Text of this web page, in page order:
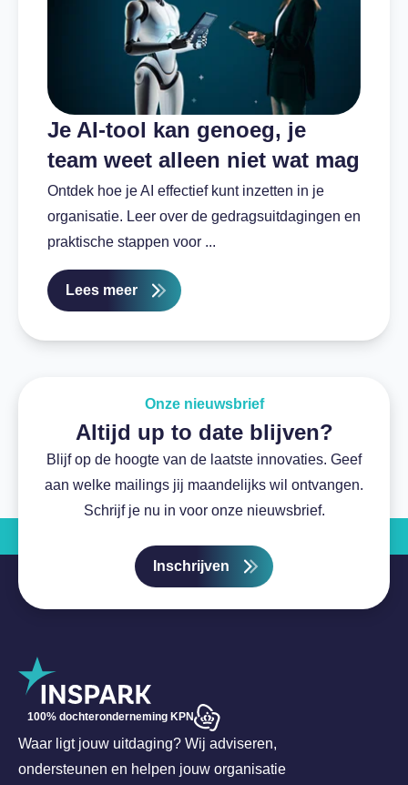
Je AI-tool kan genoeg, je
team weet alleen niet wat mag
Ontdek hoe je AI effectief kunt inzetten in je
organisatie. Leer over de gedragsuitdagingen en
praktische stappen voor ...
Lees meer
Onze nieuwsbrief
Altijd up to date blijven?
Blijf op de hoogte van de laatste innovaties. Geef
aan welke mailings jij maandelijks wil ontvangen.
Schrijf je nu in voor onze nieuwsbrief.
Inschrijven
100% dochteronderneming KPN
Waar ligt jouw uitdaging? Wij adviseren,
ondersteunen en helpen jouw organisatie